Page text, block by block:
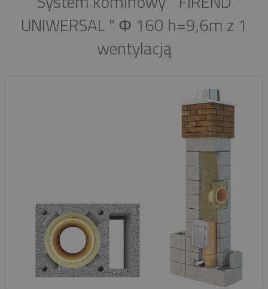
UNIWERSAL " Φ 160 h=9,6m z 1
wentylacją